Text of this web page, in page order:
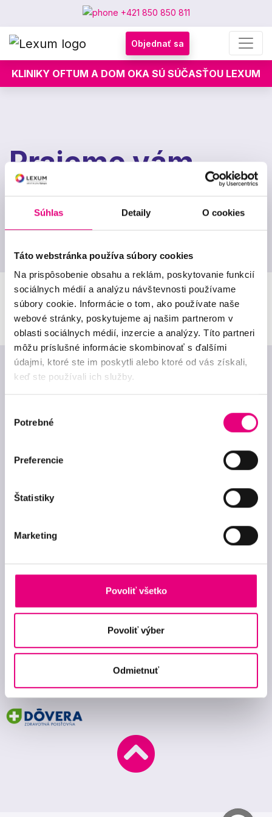
Súhlas Detaily O cookies
Táto webstránka používa súbory cookies
Na prispôsobenie obsahu a reklám, poskytovanie funkcií
sociálnych médií a analýzu návštevnosti používame
súbory cookie. Informácie o tom, ako používate naše
webové stránky, poskytujeme aj našim partnerom v
oblasti sociálnych médií, inzercie a analýzy. Títo partneri
môžu príslušné informácie skombinovať s ďalšími
údajmi, ktoré ste im poskytli alebo ktoré od vás získali,
keď ste používali ich služby.
súhlasu
Potrebné
Preferencie
Štatistiky
Marketing
Povoliť všetko
Povoliť výber
Odmietnuť
+421 850 850 811
Objednať sa
KLINIKY OFTUM A DOM OKA SÚ SÚČASŤOU LEXUM
Prajeme vám
krásny prvý Máj
1. mája 2024
Mapa stránok
Cenník
Kontakt
Darčekový poukaz na
Zmena nastavenia